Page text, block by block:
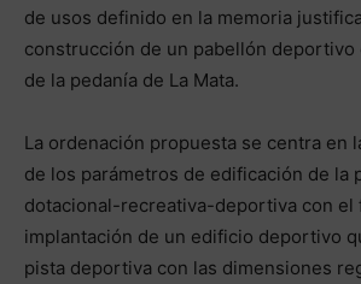
de usos definido en la memoria
construcción de un pabellón deportivo
de la pedanía de La Mata.
La ordenación propuesta se centra en
de los parámetros de edificación de la
dotacional-recreativa-deportiva con el
implantación de un edificio deportivo
pista deportiva con las dimensiones